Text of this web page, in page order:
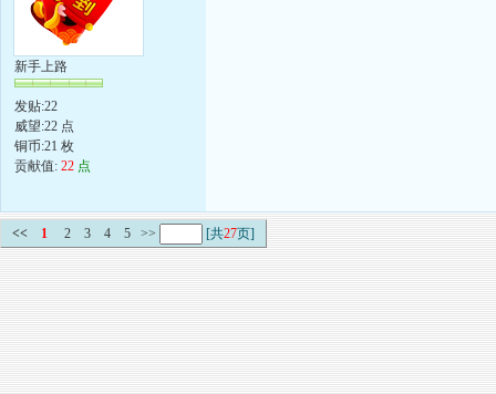
新手上路
发贴:22
威望:22 点
铜币:21 枚
贡献值: 22 点
<< 1 2 3 4 5 >> [共27页]